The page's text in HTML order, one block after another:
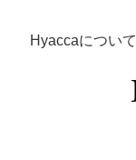
Hyaccaについて